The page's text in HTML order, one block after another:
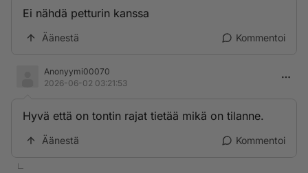
voimaan huonosti!
Ei nähdä petturin kanssa
Äänestä Kommentoi
Anonyymi00070
2026-06-02 03:21:53
Hyvä että on tontin rajat tietää mikä on tilanne.
Äänestä Kommentoi